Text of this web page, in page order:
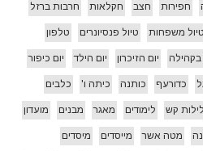
חפירות חצב חקלאות חרבות ברזל
טיול משפחות טיול פנסיונרים טלפון
בקהילה יום הזיכרון יום הילד יום כיפור
כדורעף כותנה כיתה ו' כלבים
לילות קש לימודים מאגר מבנים מועדון
מטה אשר מייסדים מיסדים